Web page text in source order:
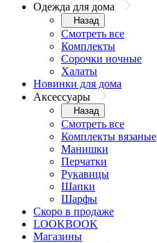
Одежда для дома
Назад
Смотреть все
Комплекты
Сорочки ночные
Халаты
Новинки для дома
Аксессуары
Назад
Смотреть все
Комплекты вязаные
Манишки
Перчатки
Рукавицы
Шапки
Шарфы
Скоро в продаже
LOOKBOOK
Магазины